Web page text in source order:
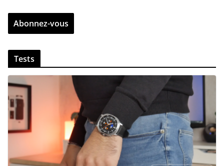
r
z
v
t
r
e
e
m
i
Abonnez-vous
Tests